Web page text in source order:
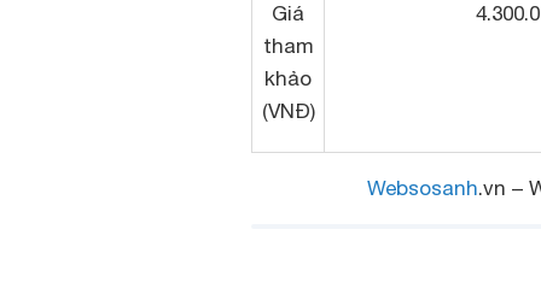
Giá
tham
khảo
(VNĐ)
Websosanh.vn –